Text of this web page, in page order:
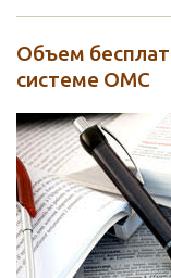
Объем
системе ОМС